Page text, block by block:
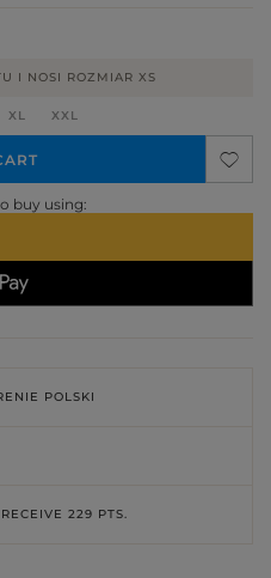
I NOSI ROZMIAR XS
XL XXL
buy using:
POLSKI
229 PTS.